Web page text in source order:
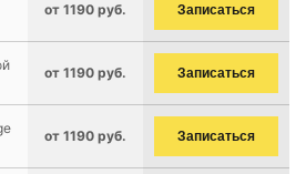
от 1190 руб. Записаться
от 1190 руб. Записаться
от 1190 руб. Записаться